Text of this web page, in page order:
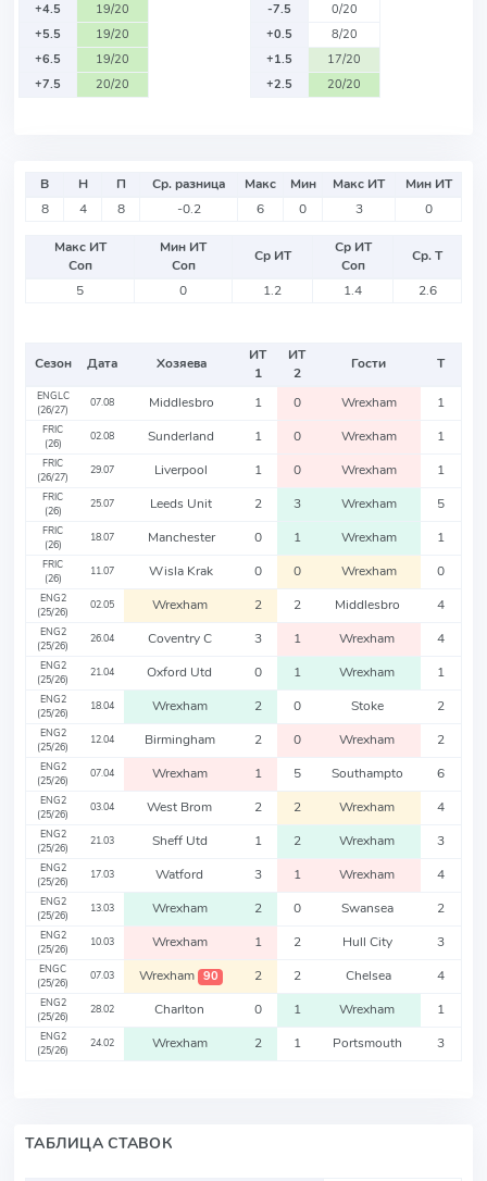
+4.5
19/20
+5.5
19/20
+6.5
19/20
+7.5
20/20
-7.5
0/20
+0.5
8/20
+1.5
17/20
+2.5
20/20
В Н П Ср. разница Макс Мин Макс ИТ
Мин ИТ
8
4 8 -0.2 6 0 3 0
Макс ИТ
Соп
Мин ИТ
Соп
Ср ИТ
Ср ИТ
Соп
Ср. Т
5
0 1.2 1.4 2.6
Сезон Дата Хозяева
ИТ
1
ИТ
2
Гости Т
ENGLC
(26/27)
07.08 Middlesbro 1 0 Wrexham 1
FRIC
(26)
02.08 Sunderland 1 0 Wrexham 1
FRIC
(26/27)
29.07 Liverpool 1 0 Wrexham 1
FRIC
(26)
25.07 Leeds Unit 2 3 Wrexham 5
FRIC
(26)
18.07 Manchester 0 1 Wrexham 1
FRIC
(26)
11.07 Wisla Krak 0 0 Wrexham 0
ENG2
(25/26)
02.05 Wrexham 2 2 Middlesbro 4
ENG2
(25/26)
26.04 Coventry C 3 1 Wrexham 4
ENG2
(25/26)
21.04 Oxford Utd 0 1 Wrexham 1
ENG2
(25/26)
18.04 Wrexham 2 0 Stoke 2
ENG2
(25/26)
12.04 Birmingham 2 0 Wrexham 2
ENG2
(25/26)
07.04 Wrexham 1 5 Southampto 6
ENG2
(25/26)
03.04 West Brom 2 2 Wrexham 4
ENG2
(25/26)
21.03 Sheff Utd 1 2 Wrexham 3
ENG2
(25/26)
17.03 Watford 3 1 Wrexham 4
ENG2
(25/26)
13.03 Wrexham 2 0 Swansea 2
ENG2
(25/26)
10.03 Wrexham 1 2 Hull City 3
ENGC
(25/26)
07.03 Wrexham 90 2 2 Chelsea 4
ENG2
(25/26)
28.02 Charlton 0 1 Wrexham 1
ENG2
(25/26)
24.02 Wrexham 2 1 Portsmouth 3
ТАБЛИЦА СТАВОК